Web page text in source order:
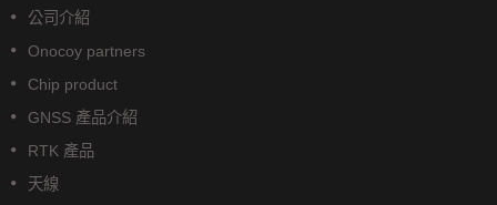
公司介紹
Onocoy partners
Chip product
GNSS 產品介紹
RTK 產品
天線